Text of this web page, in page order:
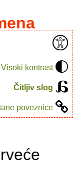
Visoki kontrast
Čitljiv slog
poveznice